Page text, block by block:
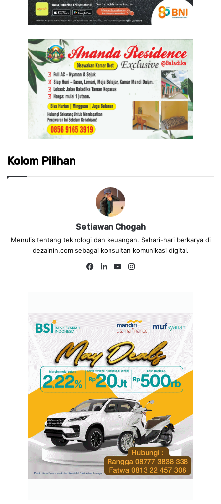
Kolom Pilihan
Setiawan Chogah
Menulis tentang teknologi dan keuangan. Sehari-hari berkarya di
dezainin.com sebagai konsultan komunikasi digital.
Fa
Lin
Yo